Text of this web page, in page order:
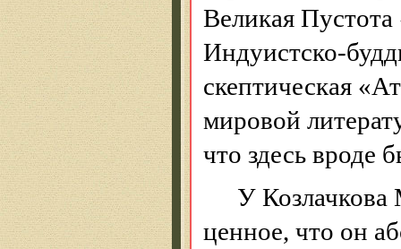
Великая Пустота
Индуистско-
скептическая
мировой
что здесь вроде
У Козлачкова
ценное, что он